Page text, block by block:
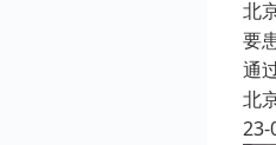
北
要
通
北
23-